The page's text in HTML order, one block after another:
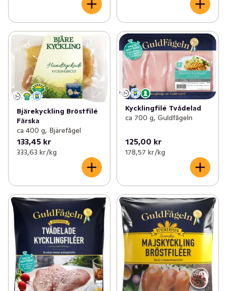
Bjärekyckling Bröstfilé
Färska
ca 400 g, Bjärefågel
133,45 kr
333,63 kr /kg
Kycklingfilé Tvådelad
ca 700 g, Guldfågeln
125,00 kr
178,57 kr /kg